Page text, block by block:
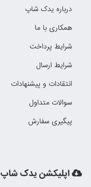
درباره یدک شاپ
همکاری با ما
شرایط پرداخت
شرایط ارسال
انتقادات و پیشنهادات
سوالات متداول
پیگیری سفارش
اپلیکشن یدک شاپ